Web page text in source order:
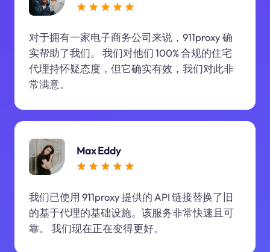
对于拥有一家电子商务公司来说，911proxy 确
实帮助了我们。 我们对他们 100% 合规的住宅
代理持怀疑态度，但它确实有效，我们对此非
常满意。
Max Eddy
我们已使用 911proxy 提供的 API 链接替换了旧
的基于代理的基础设施。该服务非常快速且可
靠。 我们现在正在变得更好。